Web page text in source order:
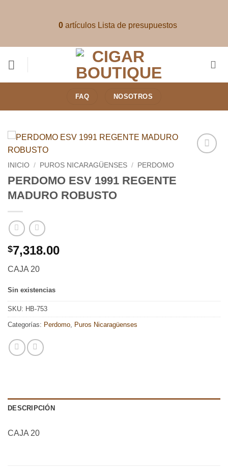
0artículos Lista de presupuestos
FAQ NOSOTROS
INICIO / PUROS NICARAGÜENSES / PERDOMO
PERDOMO ESV 1991 REGENTE
MADURO ROBUSTO
$7,318.00
CAJA 20
Sin existencias
SKU: HB-753
Categorías: Perdomo, Puros Nicaragüenses
DESCRIPCIÓN
CAJA 20